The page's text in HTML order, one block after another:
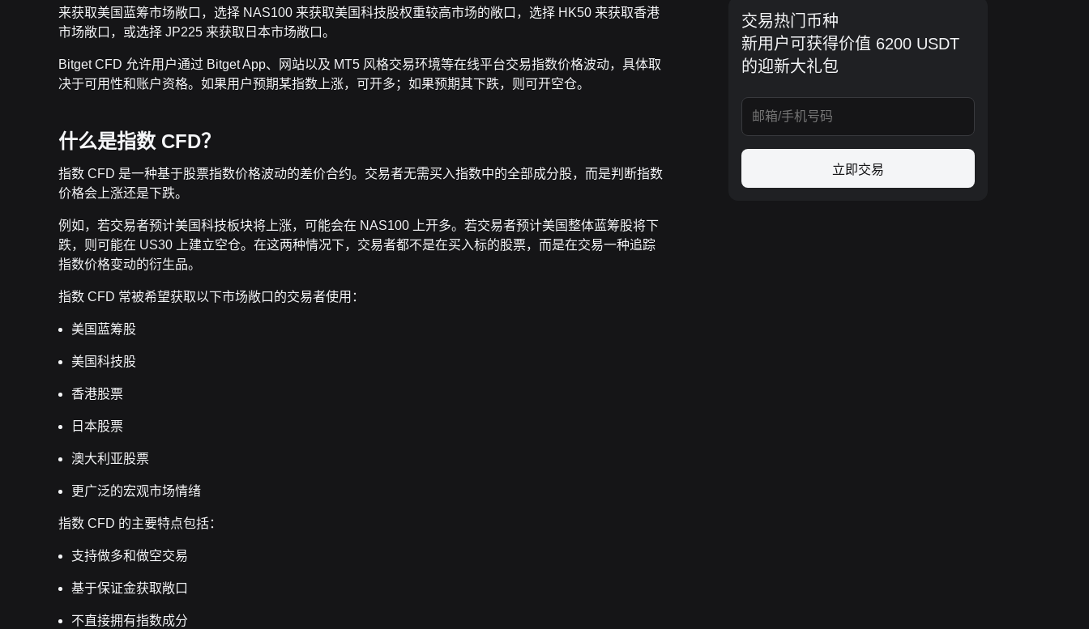
来获取美国蓝筹市场敞口，选择 NAS100 来获取美国科技股权重较高市场的敞口，选择 HK50 来获取香港
市场敞口，或选择 JP225 来获取日本市场敞口。
Bitget CFD 允许用户通过 Bitget App、网站以及 MT5 风格交易环境等在线平台交易指数价格波动，具体取
决于可用性和账户资格。如果用户预期某指数上涨，可开多；如果预期其下跌，则可开空仓。
什么是指数 CFD？
指数 CFD 是一种基于股票指数价格波动的差价合约。交易者无需买入指数中的全部成分股，而是判断指数
价格会上涨还是下跌。
例如，若交易者预计美国科技板块将上涨，可能会在 NAS100 上开多。若交易者预计美国整体蓝筹股将下
跌，则可能在 US30 上建立空仓。在这两种情况下，交易者都不是在买入标的股票，而是在交易一种追踪
指数价格变动的衍生品。
指数 CFD 常被希望获取以下市场敞口的交易者使用：
美国蓝筹股
美国科技股
香港股票
日本股票
澳大利亚股票
更广泛的宏观市场情绪
指数 CFD 的主要特点包括：
支持做多和做空交易
基于保证金获取敞口
不直接拥有指数成分
交易热门币种
新用户可获得价值 6200 USDT
的迎新大礼包
立即交易